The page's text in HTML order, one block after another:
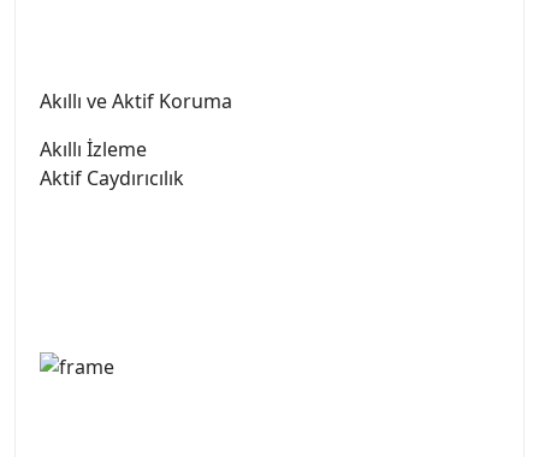
Akıllı ve Aktif Koruma
Akıllı İzleme
Aktif Caydırıcılık